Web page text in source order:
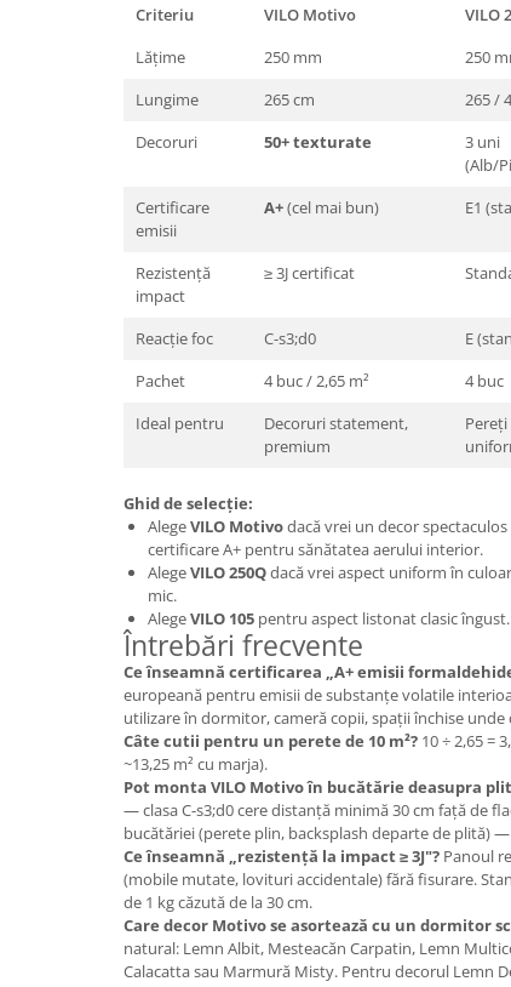
Criteriu VILO Motivo VILO
Lățime
250 mm 250
Lungime
265 cm 265 /
Decoruri
50+ texturate
3 uni
(Alb/
Certificare
emisii
A+(cel mai bun) E1
Rezistență
impact
≥ 3J certificat
Reacție foc C-s3;d0 E
Pachet
4 buc / 2,65 m² 4 buc
Ideal pentru
Decoruri statement,
premium
Ghid de selecție:
AlegeVILO Motivodacă vrei un decor
certificare A+ pentru sănătatea aerului interior.
AlegeVILO 250Qdacă vrei aspect uniform în
mic.
AlegeVILO 105 pentru aspect listonat clasic îngust.
Întrebări frecvente
Ce înseamnă certificarea „A+ emisii
europeană pentru emisii de substanțe volatile
utilizare în dormitor, cameră copii, spații închise unde
Câte cutii pentru un perete de 10 m²? 10 ÷ 2,65 =
~13,25 m² cu marja).
Pot monta VILO Motivo în bucătărie deasupra
— clasa C-s3;d0 cere distanță minimă 30 cm față de
bucătăriei (perete plin, backsplash departe de plită)
Ce înseamnă „rezistență la impact ≥ 3J"? Panoul
(mobile mutate, lovituri accidentale) fără fisurare.
de 1 kg căzută de la 30 cm.
Care decor Motivo se asortează cu un dormitor
natural: Lemn Albit, Mesteacăn Carpatin, Lemn
Calacatta sau Marmură Misty. Pentru decorul Lemn